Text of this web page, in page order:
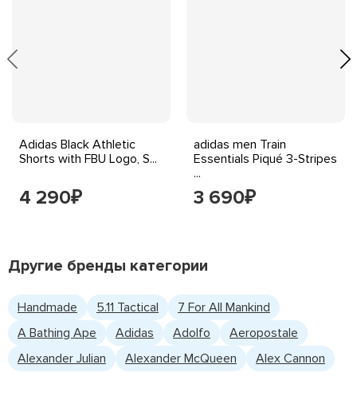
Adidas Black Athletic
Shorts with FBU Logo, S...
4 290₽
adidas men Train
Essentials Piqué 3-Stripes
...
3 690₽
Другие бренды категории
Handmade 5.11 Tactical
7 For All Mankind
A Bathing Ape
Adidas Adolfo
Aeropostale
Alexander Julian
Alexander McQueen Alex Cannon